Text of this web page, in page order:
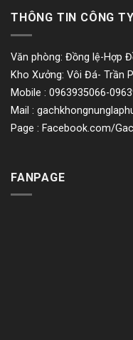
THÔNG TIN CÔNG TY
Văn phòng: Đồng lệ-Hợp
Kho Xưởng: Vôi Đá- Trần
Mobile : 0963935066-
Mail :
Page : Facebook.com/
FANPAGE